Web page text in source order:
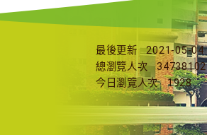
最後更新
2021-05-04
總瀏覽人次
34738102
今日瀏覽人次
1928